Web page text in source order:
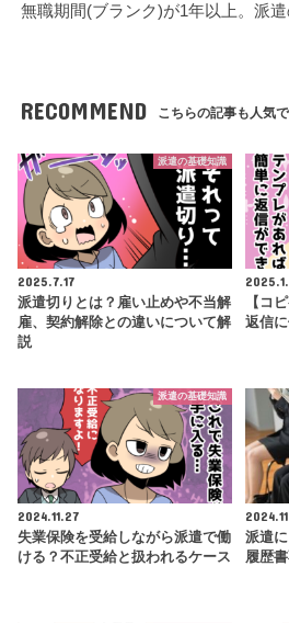
無職期間(ブランク)が1年以上。派
RECOMMEND こちらの記事も人気で
派遣の基礎知識
2025.7.17
派遣切りとは？雇い止めや不当解
雇、契約解除との違いについて解
説
【コ
返信
派遣の基礎知識
2024.11.27
失業保険を受給しながら派遣で働
ける？不正受給と扱われるケース
派遣
履歴